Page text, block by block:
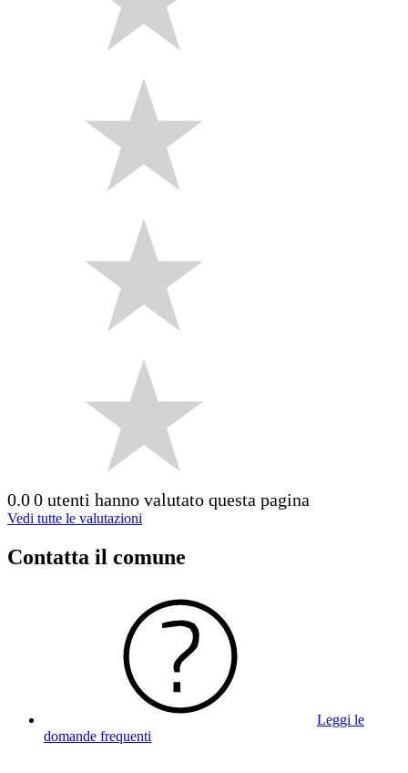
0.00 utenti hanno valutato questa pagina
Vedi tutte le valutazioni
Contatta il comune
Leggi le
domande frequenti